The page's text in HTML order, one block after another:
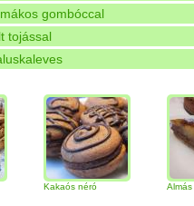
gombóccal
tojással
Kakaós néró Almás pite